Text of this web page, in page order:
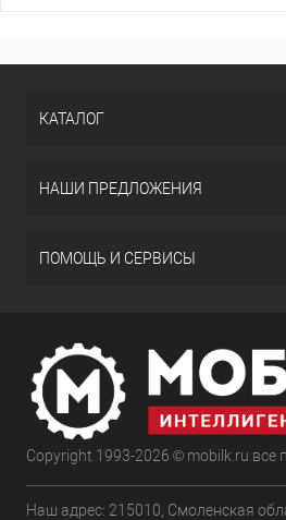
КАТАЛОГ
НАШИ ПРЕДЛОЖЕНИЯ
ПОМОЩЬ И СЕРВИСЫ
Copyright 1993-2026 © mobilk.ru все
Наш адрес: 215010, Смоленская